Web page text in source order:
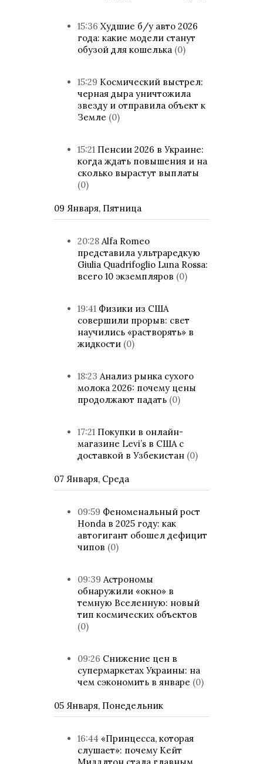
15:36 Худшие б/у авто 2026
года: какие модели станут
обузой для кошелька (0)
15:29 Космический выстрел:
черная дыра уничтожила
звезду и отправила объект к
Земле (0)
15:21 Пенсии 2026 в Украине:
когда ждать повышения и на
сколько вырастут выплаты
(0)
09 Января, Пятница
20:28 Alfa Romeo
представила ультраредкую
Giulia Quadrifoglio Luna Rossa:
всего 10 экземпляров (0)
19:41 Физики из США
совершили прорыв: свет
научились «растворять» в
жидкости (0)
18:23 Анализ рынка сухого
молока 2026: почему цены
продолжают падать (0)
17:21 Покупки в онлайн-
магазине Levi’s в США с
доставкой в Узбекистан (0)
07 Января, Среда
09:59 Феноменальный рост
Honda в 2025 году: как
автогигант обошел дефицит
чипов (0)
09:39 Астрономы
обнаружили «окно» в
темную Вселенную: новый
тип космических объектов
(0)
09:26 Снижение цен в
супермаркетах Украины: на
чем сэкономить в январе (0)
05 Января, Понедельник
16:44 «Принцесса, которая
слушает»: почему Кейт